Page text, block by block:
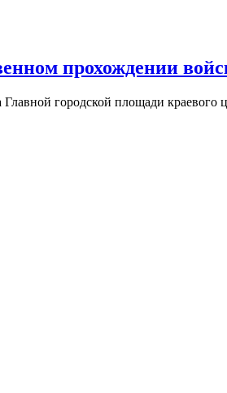
прохождении
Главной городской площади